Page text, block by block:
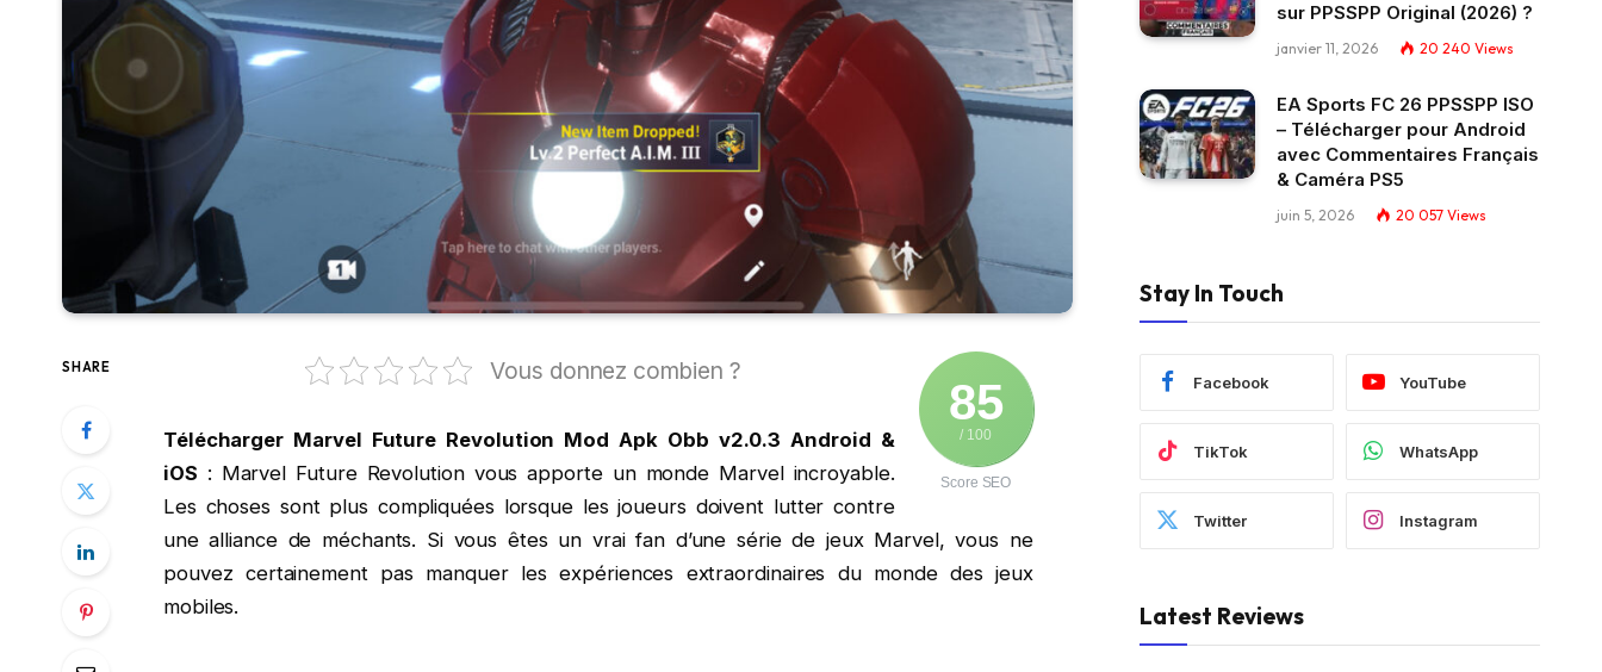
SHARE
85
/ 100
Score SEO
Vous donnez combien ?
Télécharger Marvel Future Revolution Mod Apk Obb v2.0.3 Android &
iOS : Marvel Future Revolution vous apporte un monde Marvel incroyable.
Les choses sont plus compliquées lorsque les joueurs doivent lutter contre
une alliance de méchants. Si vous êtes un vrai fan d’une série de jeux Marvel, vous ne
pouvez certainement pas manquer les expériences extraordinaires du monde des jeux
mobiles.
sur PPSSPP Original (2026) ?
janvier 11, 2026 20 240 Views
EA Sports FC 26 PPSSPP ISO
– Télécharger pour Android
avec Commentaires Français
& Caméra PS5
juin 5, 2026 20 057 Views
Stay In Touch
Facebook YouTube
TikTok WhatsApp
Twitter Instagram
Latest Reviews